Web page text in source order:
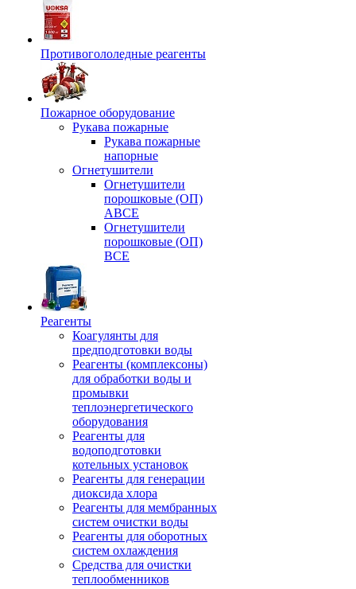
Противогололедные реагенты
Пожарное оборудование
Рукава пожарные
Рукава пожарные
напорные
Огнетушители
Огнетушители
порошковые (ОП)
АВСЕ
Огнетушители
порошковые (ОП)
ВСЕ
Реагенты
Коагулянты для
предподготовки воды
Реагенты (комплексоны)
для обработки воды и
промывки
теплоэнергетического
оборудования
Реагенты для
водоподготовки
котельных установок
Реагенты для генерации
диоксида хлора
Реагенты для мембранных
систем очистки воды
Реагенты для оборотных
систем охлаждения
Средства для очистки
теплообменников